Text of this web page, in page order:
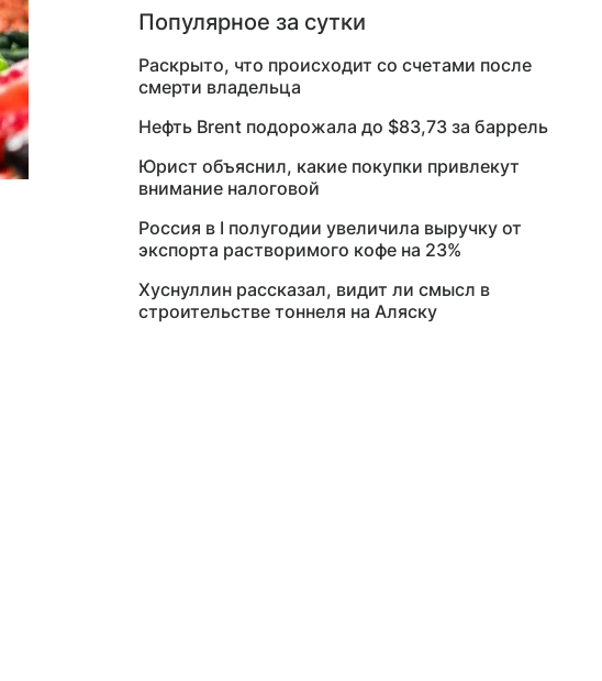
Популярное за сутки
Раскрыто, что происходит со счетами после
смерти владельца
Нефть Brent подорожала до $83,73 за баррель
Юрист объяснил, какие покупки привлекут
внимание налоговой
Россия в I полугодии увеличила выручку от
экспорта растворимого кофе на 23%
Хуснуллин рассказал, видит ли смысл в
строительстве тоннеля на Аляску